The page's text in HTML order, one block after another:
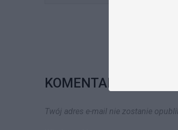
KOMENTARZE
Twój adres e-mail nie zostanie